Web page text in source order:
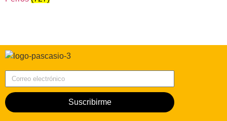
Suscribirme